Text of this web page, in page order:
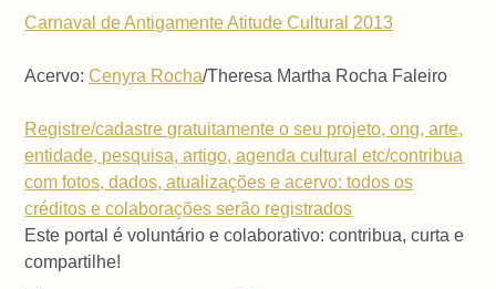
Carnaval de Antigamente Atitude Cultural 2013
Acervo:Cenyra Rocha/Theresa Martha Rocha Faleiro
Registre/cadastre gratuitamente o seu projeto, ong, arte,
entidade, pesquisa, artigo, agenda cultural etc/contribua
com fotos, dados, atualizações e acervo: todos os
créditos e colaborações serão registrados
Este portal é voluntário e colaborativo: contribua, curta e
compartilhe!